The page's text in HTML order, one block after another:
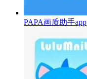
PAPA画质助手app